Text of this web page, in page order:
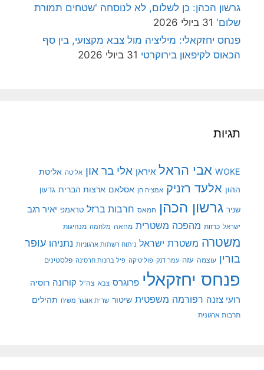
גרשון הכהן: כן לשלום, לא לנוסחה 'שטחים תמורת
שלום' 31 ביולי 2026
פנחס יחזקאלי: מיליציה מול צבא מקצועי, בין סף
הכאוס לקיפאון בירוקרטי 31 ביולי 2026
תגיות
WOKE אבי הראל איראן אלי בר און אליטה אליטת
ההון אלעד רזניק אמציה חן אסלאם ארצות הברית גדעון
שניר גרשון הכהן חמאס חרבות ברזל טראמפ יאיר רגב
ישראל כרזות מהפכה משטרית מחאה מלחמה מנהיגות
משטרה משטרת ישראל ניתוח רשתות ארגוניות נתניהו עופר
בורין עוצמה עזה עמר דנק פוליטיקה פיל בחנות חרסינה פלסטינים
פנחס יחזקאלי פרוגרס צבא צה"ל קורונה רוסיה
רועי צזנה רפורמה משפטית שיטור שרית אונגר משיח תהילים
תרבות ארגונית